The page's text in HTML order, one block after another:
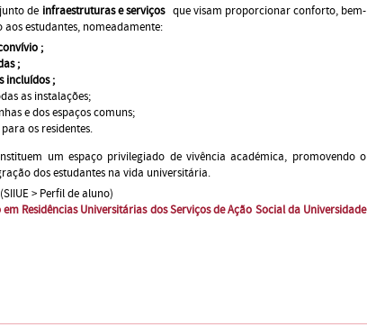
de infraestruturas e serviços que visam proporcionar conforto, bem-
aos estudantes, nomeadamente:
;
;
incluídos ;
as instalações;
e dos espaços comuns;
os residentes.
um espaço privilegiado de vivência académica, promovendo o
dos estudantes na vida universitária.
(SIIUE > Perfil de aluno)
Residências Universitárias dos Serviços de Ação Social da Universidade